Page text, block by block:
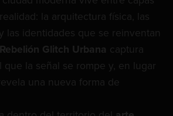
la arquitectura física, las
las identidades que se reinventan
Rebelión Glitch Urbana captura
la señal se rompe y, en lugar
una nueva forma de